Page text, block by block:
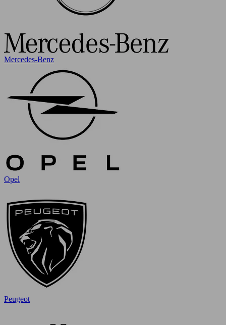
Mercedes-Benz
Opel
Peugeot